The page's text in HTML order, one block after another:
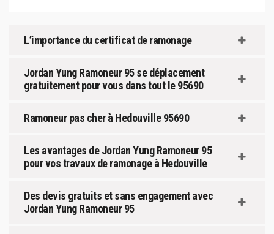
L’importance du certificat de ramonage
Jordan Yung Ramoneur 95 se déplacement
gratuitement pour vous dans tout le 95690
Ramoneur pas cher à Hedouville 95690
Les avantages de Jordan Yung Ramoneur 95
pour vos travaux de ramonage à Hedouville
Des devis gratuits et sans engagement avec
Jordan Yung Ramoneur 95